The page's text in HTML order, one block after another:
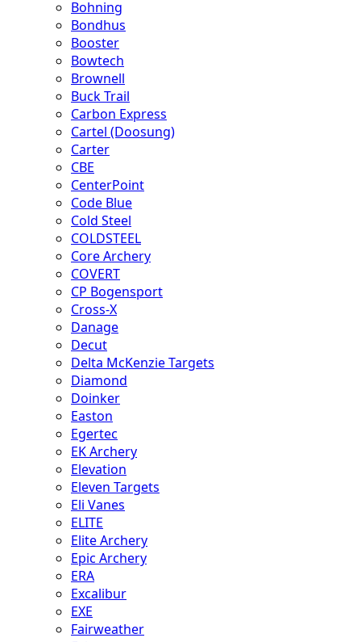
Bohning
Bondhus
Booster
Bowtech
Brownell
Buck Trail
Carbon Express
Cartel (Doosung)
Carter
CBE
CenterPoint
Code Blue
Cold Steel
COLDSTEEL
Core Archery
COVERT
CP Bogensport
Cross-X
Danage
Decut
Delta McKenzie Targets
Diamond
Doinker
Easton
Egertec
EK Archery
Elevation
Eleven Targets
Eli Vanes
ELITE
Elite Archery
Epic Archery
ERA
Excalibur
EXE
Fairweather